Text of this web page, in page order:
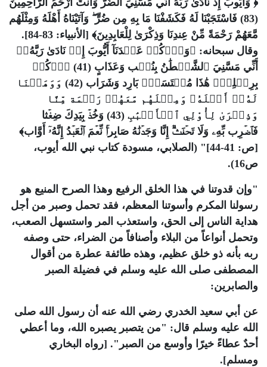
﴿ وَأَيُّوبَ إِذْ نَادَىٰ رَبَّهُ أَنِّي مَسَّنِيَ الضُّرُّ وَأَنتَ أَرْحَمُ الرَّاحِمِينَ
(83) فَاسْتَجَبْنَا لَهُ فَكَشَفْنَا مَا بِهِ مِن ضُرٍّ ۖ وَآتَيْنَاهُ أَهْلَهُ وَمِثْلَهُم
مَّعَهُمْ رَحْمَةً مِّنْ عِندِنَا وَذِكْرَىٰ لِلْعَابِدِينَ﴾ [الأنبياء: 83-84].
وقال سبحانه: ﴿وَٱذۡكُرۡ عَبۡدَنَآ أَيُّوبَ إِذۡ نَادَىٰ رَبَّهُۥٓ
أَنِّي مَسَّنِيَ ٱلشَّيۡطَٰنُ بِنُصۡب وَعَذَابٍ (41) ٱرۡكُضۡ
بِرِجۡلِكَۖ هَٰذَا مُغۡتَسَلُۢ بَارِد وَشَرَاب (42) وَوَهَبۡنَا
لَهُۥٓ أَهۡلَهُۥ وَمِثۡلَهُم مَّعَهُمۡ رَحۡمَة مِّنَّا
وَذِكۡرَىٰ لِأُوْلِي ٱلۡأَلۡبَٰبِ (43) وَخُذۡ بِيَدِكَ ضِغۡثا
فَٱضۡرِب بِّهِۦ وَلَا تَحۡنَثۡۗ إِنَّا وَجَدۡنَٰهُ صَابِراۚ نِّعۡمَ ٱلۡعَبۡدُ إِنَّهُۥٓ أَوَّاب﴾
[ص: 41-44]" (الصلابي، مسودة كتاب نبي الله أيوب،
ص16)
.
"وإن قدوتنا في هذا الخلق الرفيع وهذا الصرح المنيع هو
رسولنا المكرم وأسوتنا المعظم، فقد تحمل وصبر من أجل
هداية الناس إلى الحق، واستعذب المر واستسهل الصعب،
وتحمل أنواعاً من البلاء وأصنافاً من الضراء، حتى وصفه
ربه بأنه ذو خلق عظيم، وهذه طائفة عطرة من أقوال
المصطفى صلى الله عليه وسلم في فضيلة الصبر
والصابرين:
عن أبي سعيد الخدري رضي الله عنه أن رسول الله صلى
الله عليه وسلم قال: "من يتصبر يصبره الله، وما أعطي
أحدٌ عطاءً خيرًا وأوسع من الصبر". [رواه البخاري
ومسلم].